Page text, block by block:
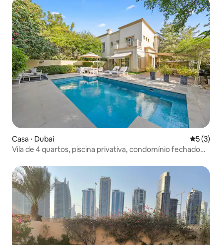
Casa ⋅ Dubai 5 de
5 (3)
Vila de 4 quartos, piscina privativa, condomínio fechado